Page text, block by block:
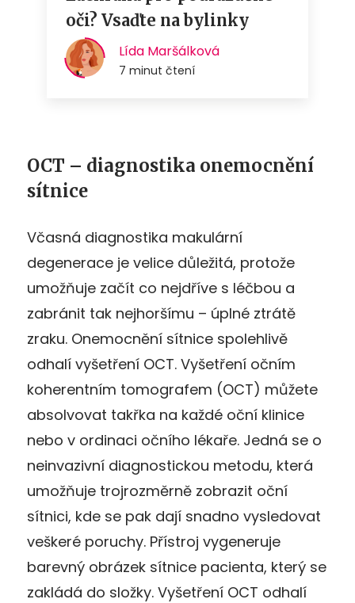
OCT – diagnostika onemocnění
sítnice
Včasná diagnostika makulární
degenerace je velice důležitá, protože
umožňuje začít co nejdříve s léčbou a
zabránit tak nejhoršímu – úplné ztrátě
zraku. Onemocnění sítnice spolehlivě
odhalí vyšetření OCT. Vyšetření očním
koherentním tomografem (OCT) můžete
absolvovat takřka na každé oční klinice
nebo v ordinaci očního lékaře. Jedná se o
neinvazivní diagnostickou metodu, která
umožňuje trojrozměrně zobrazit oční
sítnici, kde se pak dají snadno vysledovat
veškeré poruchy. Přístroj vygeneruje
barevný obrázek sítnice pacienta, který se
zakládá do složky. Vyšetření OCT odhalí